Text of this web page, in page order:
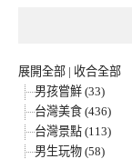
展開全部 | 收合全部
男孩嘗鮮 (33)
台灣美食 (436)
台灣景點 (113)
男生玩物 (58)